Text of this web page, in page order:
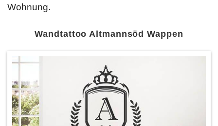
Wohnung.
Wandtattoo Altmannsöd Wappen